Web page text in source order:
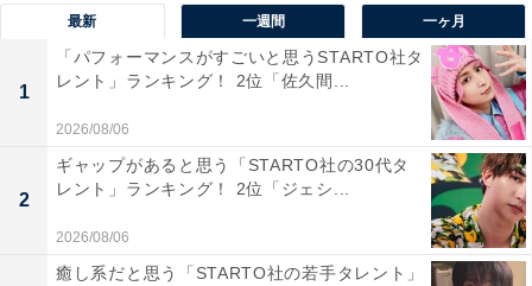
1位：山下美月
最新 一週間 一ヶ月
1
「パフォーマンスがすごいと思うSTARTO社タ
レント」ランキング！ 2位「佐久間...
2026/08/06
2
ギャップがあると思う「STARTO社の30代タ
レント」ランキング！ 2位「ジェシ...
2026/08/06
癒し系だと思う「STARTO社の若手タレント」